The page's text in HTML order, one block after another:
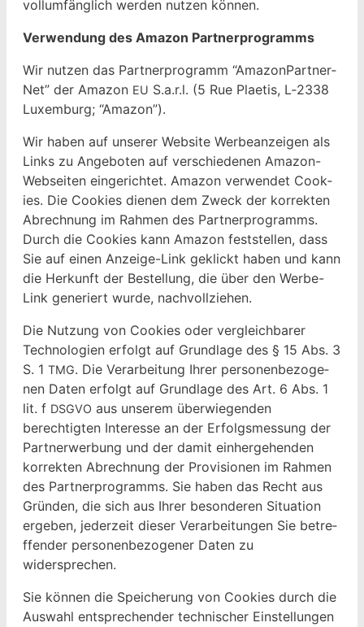
vol­lum­fänglich wer­den nutzen können.
Ver­wen­dung des Ama­zon Partnerprogramms
Wir nutzen das Part­ner­pro­gramm “Ama­zon­Part­ner­
Net” der Ama­zon EU S.a.r.l. (5 Rue Plaetis, L‑2338
Lux­em­burg; “Ama­zon”).
Wir haben auf unser­er Web­site Wer­beanzeigen als
Links zu Ange­boten auf ver­schiede­nen Ama­zon-
Web­seit­en ein­gerichtet. Ama­zon ver­wen­det Cook­
ies. Die Cook­ies dienen dem Zweck der kor­rek­ten
Abrech­nung im Rah­men des Part­ner­pro­gramms.
Durch die Cook­ies kann Ama­zon fest­stellen, dass
Sie auf einen Anzeige-Link gek­lickt haben und kann
die Herkun­ft der Bestel­lung, die über den Werbe-
Link gener­iert wurde, nachvollziehen.
Die Nutzung von Cook­ies oder ver­gle­ich­bar­er
Tech­nolo­gien erfol­gt auf Grund­lage des § 15 Abs. 3
S. 1 TMG. Die Ver­ar­beitung Ihrer per­so­n­en­be­zo­ge­
nen Dat­en erfol­gt auf Grund­lage des Art. 6 Abs. 1
lit. f DSGVO aus unserem über­wiegen­den
berechtigten Inter­esse an der Erfol­gsmes­sung der
Part­ner­wer­bung und der damit ein­herge­hen­den
kor­rek­ten Abrech­nung der Pro­vi­sio­nen im Rah­men
des Part­ner­pro­gramms. Sie haben das Recht aus
Grün­den, die sich aus Ihrer beson­deren Sit­u­a­tion
ergeben, jed­erzeit dieser Ver­ar­beitun­gen Sie betr­e­
f­fend­er per­so­n­en­be­zo­gen­er Dat­en zu
widersprechen.
Sie kön­nen die Spe­icherung von Cook­ies durch die
Auswahl entsprechen­der tech­nis­ch­er Ein­stel­lun­gen